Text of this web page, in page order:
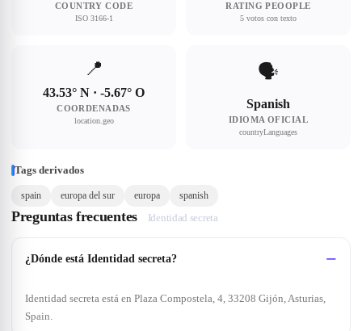
COUNTRY CODE
ISO 3166-1
RATING PEOOPLE
5 votos con texto
📍
43.53° N · -5.67° O
COORDENADAS
location.geo
🗣
Spanish
IDIOMA OFICIAL
countryLanguages
Tags derivados
spain europa del sur europa spanish
Preguntas frecuentes Identidad secreta
¿Dónde está Identidad secreta?
Identidad secreta está en Plaza Compostela, 4, 33208 Gijón, Asturias,
Spain.